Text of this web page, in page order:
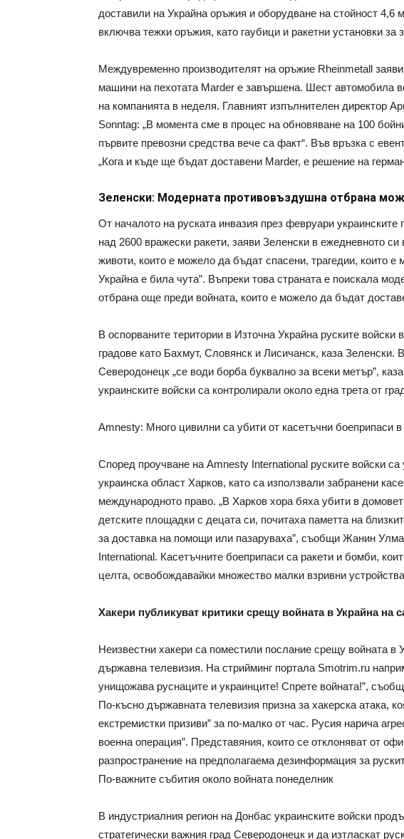
доставили на Украйна оръжия и оборудване на стойност
включва тежки оръжия, като гаубици и ракетни установки за
Междувременно производителят на оръжие Rheinmetall
машини на пехотата Marder е завършена. Шест автомобила
на компанията в неделя. Главният изпълнителен директор
Sonntag: „В момента сме в процес на обновяване на 100
първите превозни средства вече са факт“. Във връзка с
„Кога и къде ще бъдат доставени Marder, е решение на
Зеленски: Модерната противовъздушна отбрана
От началото на руската инвазия през февруари украинските
над 2600 вражески ракети, заяви Зеленски в ежедневното
животи, които е можело да бъдат спасени, трагедии, които
Украйна е била чута”. Въпреки това страната е поискала
отбрана още преди войната, които е можело да бъдат
В оспорваните територии в Източна Украйна руските
градове като Бахмут, Словянск и Лисичанск, каза Зеленски.
Северодонецк „се води борба буквално за всеки метър”,
украинските войски са контролирали около една трета от
Amnesty: Много цивилни са убити от касетъчни боеприпаси
Според проучване на Amnesty International руските войски
украинска област Харков, като са използвали забранени
международното право. „В Харков хора бяха убити в
детските площадки с децата си, почитаха паметта на
за доставка на помощи или пазаруваха”, съобщи Жанин
International. Касетъчните боеприпаси са ракети и бомби,
целта, освобождавайки множество малки взривни
Хакери публикуват критики срещу войната в Украйна на
Неизвестни хакери са поместили послание срещу войната в
държавна телевизия. На стрийминг портала Smotrim.ru
унищожава руснаците и украинците! Спрете войната!”,
По-късно държавната телевизия призна за хакерска атака,
екстремистки призиви” за по-малко от час. Русия нарича
военна операция”. Представяния, които се отклоняват от
разпространение на предполагаема дезинформация за
По-важните събития около войната понеделник
В индустриалния регион на Донбас украинските войски
стратегически важния град Северодонецк и да изтласкат